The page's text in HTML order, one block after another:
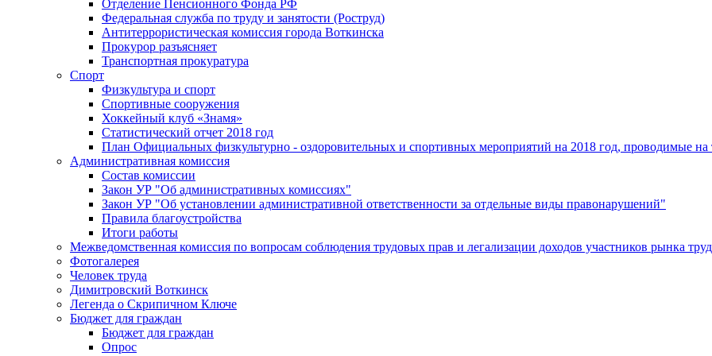
Отделение Пенсионного Фонда РФ
Федеральная служба по труду и занятости (Роструд)
Антитеррористическая комиссия города Воткинска
Прокурор разъясняет
Транспортная прокуратура
Спорт
Физкультура и спорт
Спортивные сооружения
Хоккейный клуб «Знамя»
Статистический отчет 2018 год
План Официальных физкультурно - оздоровительных и спортивных мероприятий на 2018 год, проводимые
Административная комиссия
Состав комиссии
Закон УР "Об административных комиссиях"
Закон УР "Об установлении административной ответственности за отдельные виды правонарушений"
Правила благоустройства
Итоги работы
Межведомственная комиссия по вопросам соблюдения трудовых прав и легализации доходов участников рынка
Фотогалерея
Человек труда
Димитровский Воткинск
Легенда о Скрипичном Ключе
Бюджет для граждан
Бюджет для граждан
Опрос